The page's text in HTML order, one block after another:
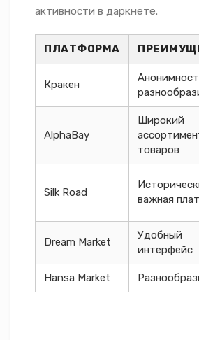
активности в даркнете.
ПЛАТФОРМА
Кракен
AlphaBay
Широкий
товаров
Silk Road
важная
Dream Market
Удобный
интерфейс
Hansa Market